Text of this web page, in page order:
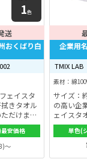
1色
送
おくばり白
ェイスタ
きタオル
だけま
触りに優
バスタオ
す。
安価格
～
企業用
TMIX LAB
素材：綿
サイズ：
の高い企
ェイスタ
クスクリ
く、色
く、使い
す。生地
単色(